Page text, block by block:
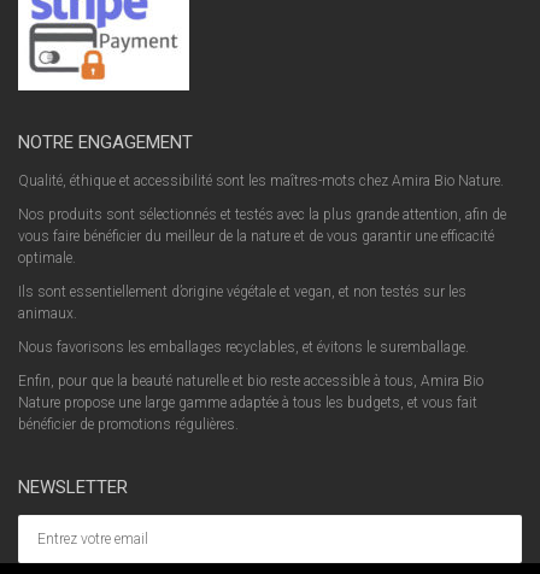
NOTRE ENGAGEMENT
Qualité, éthique et accessibilité sont les maîtres-mots chez Amira Bio Nature.
Nos produits sont sélectionnés et testés avec la plus grande attention, afin de
vous faire bénéficier du meilleur de la nature et de vous garantir une efficacité
optimale.
Ils sont essentiellement d’origine végétale et vegan, et non testés sur les
animaux.
Nous favorisons les emballages recyclables, et évitons le suremballage.
Enfin, pour que la beauté naturelle et bio reste accessible à tous, Amira Bio
Nature propose une large gamme adaptée à tous les budgets, et vous fait
bénéficier de promotions régulières.
NEWSLETTER